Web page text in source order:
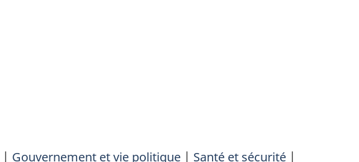
| Gouvernement et vie politique | Santé et sécurité |